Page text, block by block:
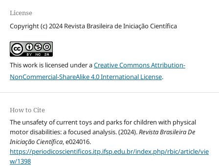
License
Copyright (c) 2024 Revista Brasileira de Iniciação Científica
This work is licensed under aCreative Commons Attribution-
NonCommercial-ShareAlike 4.0 International License.
How to Cite
The unsafety of current toys and parks for children with physical
motor disabilities: a focused analysis. (2024).Revista Brasileira De
Iniciação Científica, e024016.
https://periodicoscientificos.itp.ifsp.edu.br/index.php/rbic/article/vie
w/1398